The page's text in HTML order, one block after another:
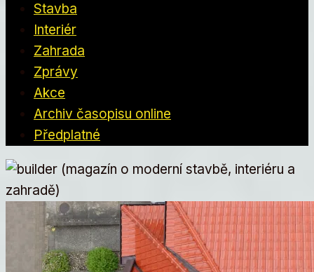
Stavba
Interiér
Zahrada
Zprávy
Akce
Archiv časopisu online
Předplatné